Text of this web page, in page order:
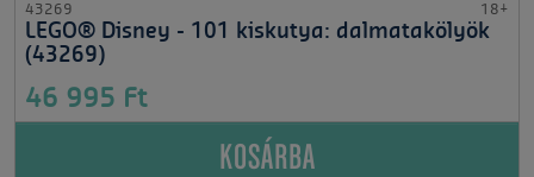
43269 18+
LEGO® Disney - 101 kiskutya: dalmatakölyök
(43269)
46 995 Ft
KOSÁRBA